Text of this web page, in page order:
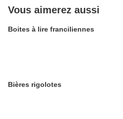
Vous aimerez aussi
Boites à lire franciliennes
Bières rigolotes